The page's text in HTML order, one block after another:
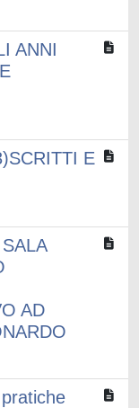
ANNI
E
AD